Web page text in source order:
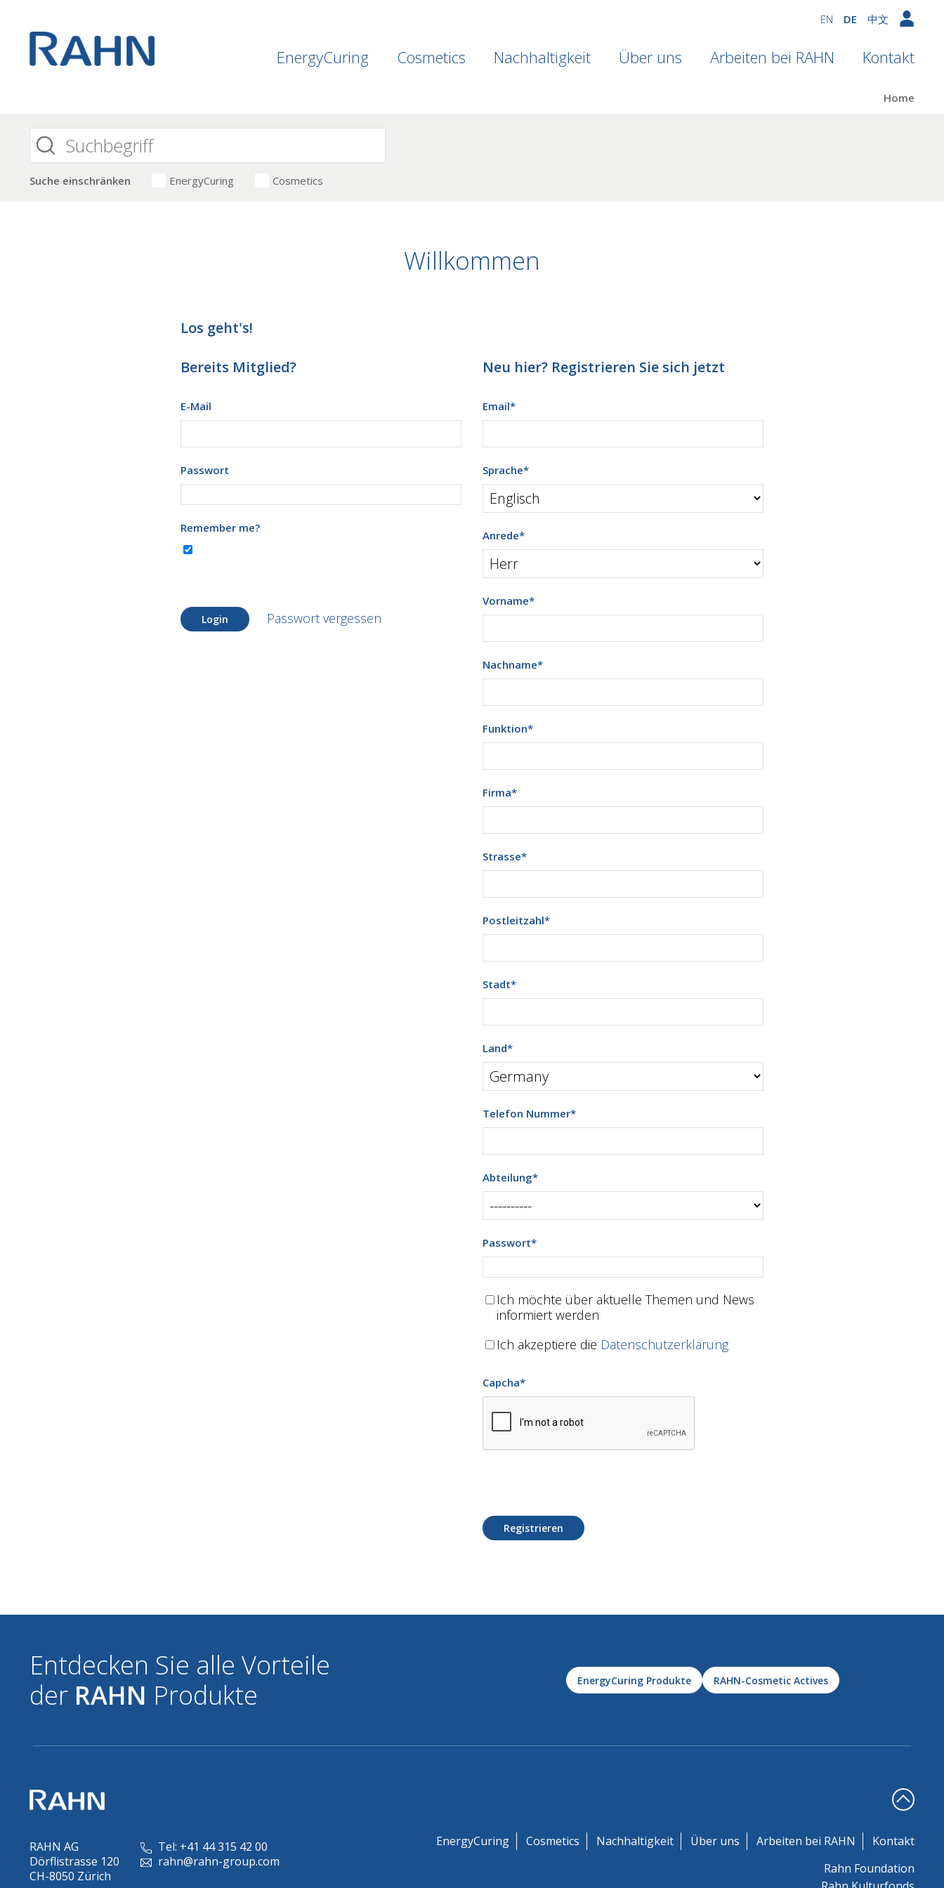
EN DE 中文
EnergyCuring Cosmetics Nachhaltigkeit Über uns Arbeiten bei RAHN Kontakt
Home
Suche einschränken EnergyCuring Cosmetics
Willkommen
Los geht's!
Bereits Mitglied?
E-Mail
Passwort
Remember me?
Login Passwort vergessen
Neu hier? Registrieren Sie sich jetzt
Email*
Sprache*
Anrede*
Vorname*
Nachname*
Funktion*
Firma*
Strasse*
Postleitzahl*
Stadt*
Land*
Telefon Nummer*
Abteilung*
Passwort*
Ich möchte über aktuelle Themen und News
informiert werden
Ich akzeptiere die Datenschutzerklärung
Capcha*
Registrieren
Entdecken Sie alle Vorteile
der RAHN Produkte EnergyCuring Produkte RAHN-Cosmetic Actives
RAHN AG
Dörflistrasse 120
CH-8050 Zürich
Tel: +41 44 315 42 00
rahn@rahn-group.com
EnergyCuring Cosmetics Nachhaltigkeit Über uns Arbeiten bei RAHN
Kontakt
Rahn Foundation